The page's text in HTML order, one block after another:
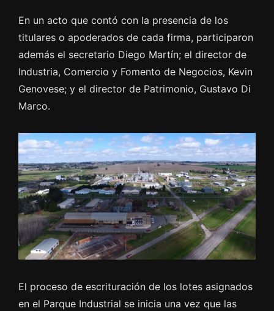
En un acto que contó con la presencia de los
titulares o apoderados de cada firma, participaron
además el secretario Diego Martín; el director de
Industria, Comercio y Fomento de Negocios, Kevin
Genovese; y el director de Patrimonio, Gustavo Di
Marco.
El proceso de escrituración de los lotes asignados
en el Parque Industrial se inicia una vez que las